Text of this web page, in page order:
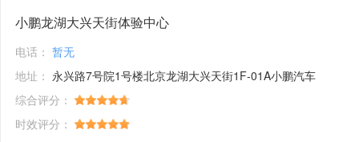
小鹏龙湖大兴天街体验中心
电话： 暂无
地址： 永兴路7号院1号楼北京龙湖大兴天街1F-01A小鹏汽车
综合评分：
时效评分：